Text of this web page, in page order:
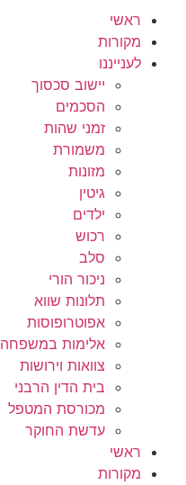
ראשי
מקורות
לענייננו
יישוב סכסוך
הסכמים
זמני שהות
משמורת
מזונות
גיטין
ילדים
רכוש
סלב
ניכור הורי
תלונות שווא
אפוטרופוסות
אלימות במשפחה
צוואות וירושות
בית הדין הרבני
מכורסת המטפל
עדשת החוקר
ראשי
מקורות